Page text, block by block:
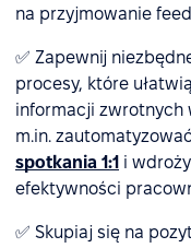
na przyjmowanie
✅ Zapewnij
procesy, które
informacji zwrotnych
m.in.
spotkania 1:1 i
efektywności
✅ Skupiaj się na